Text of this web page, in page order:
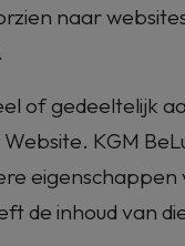
naar
of
KGM
eigenschappen
de inhoud van